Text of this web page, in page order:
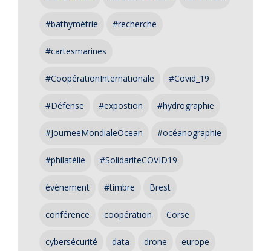
#bathymétrie #recherche
#cartesmarines
#CoopérationInternationale #Covid_19
#Défense #expostion #hydrographie
#JourneeMondialeOcean #océanographie
#philatélie #SolidariteCOVID19
événement #timbre Brest
conférence coopération Corse
cybersécurité data drone europe